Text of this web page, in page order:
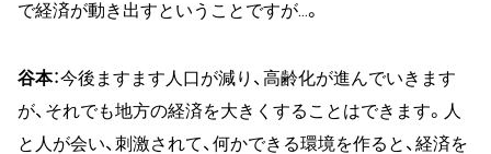
で経済が動き出すということですが…。
谷本：今後ますます人口が減り、高齢化が進んでいきます
が、それでも地方の経済を大きくすることはできます。人
と人が会い、刺激されて、何かできる環境を作ると、経済を